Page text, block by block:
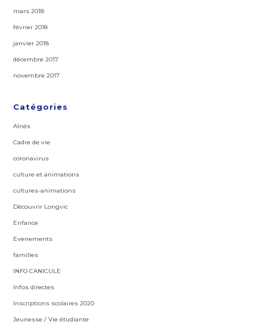
mars 2018
février 2018
janvier 2018
décembre 2017
novembre 2017
Catégories
Aînés
Cadre de vie
coronavirus
culture et animations
cultures-animations
Découvrir Longvic
Enfance
Evenements
familles
INFO CANICULE
Infos directes
Inscriptions scolaires 2020
Jeunesse / Vie étudiante